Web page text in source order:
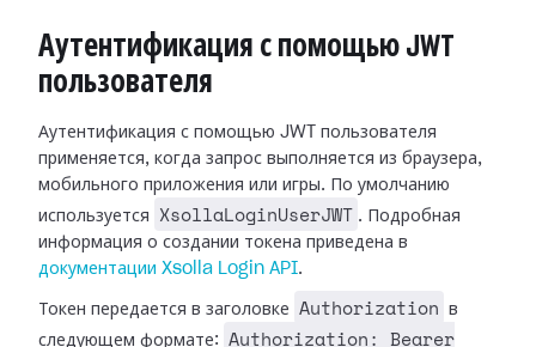
Аутентификация с помощью JWT
пользователя
Аутентификация с помощью JWT пользователя
применяется, когда запрос выполняется из браузера,
мобильного приложения или игры. По умолчанию
используется
XsollaLoginUserJWT . Подробная
информация о создании токена приведена в
документации Xsolla Login API.
Токен передается в заголовке Authorization
в
следующем формате:
Authorization: Bearer